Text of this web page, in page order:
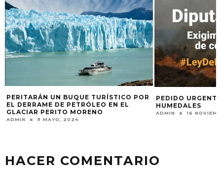
PEDIDO URGENTE POR LA LEY DE
HUMEDALES
ADMIN 16 NOVIEMBRE, 2021
RURALISTAS
VISTA SOBRE EL
FAUNA
HACER COMENTARIO